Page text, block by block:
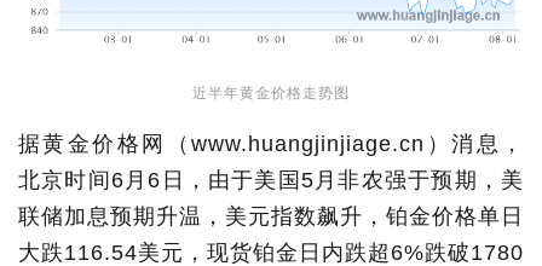
近半年黄金价格走势图
据黄金价格网（www.huangjinjiage.cn）消息，
北京时间6月6日，由于美国5月非农强于预期，美
联储加息预期升温，美元指数飙升，铂金价格单日
大跌116.54美元，现货铂金日内跌超6%跌破1780